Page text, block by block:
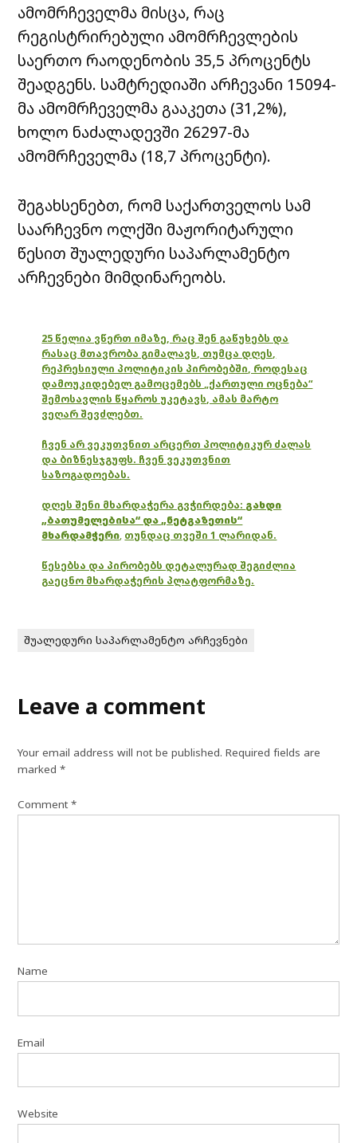
ამომრჩეველმა მისცა, რაც
რეგისტრირებული ამომრჩევლების
საერთო რაოდენობის 35,5 პროცენტს
შეადგენს. სამტრედიაში არჩევანი 15094-
მა ამომრჩეველმა გააკეთა (31,2%),
ხოლო ნაძალადევში 26297-მა
ამომრჩეველმა (18,7 პროცენტი).
შეგახსენებთ, რომ საქართველოს სამ
საარჩევნო ოლქში მაჟორიტარული
წესით შუალედური საპარლამენტო
არჩევნები მიმდინარეობს.
25 წელია ვწერთ იმაზე, რაც შენ გაწუხებს და
რასაც მთავრობა გიმალავს, თუმცა დღეს,
რეპრესიული პოლიტიკის პირობებში, როდესაც
დამოუკიდებელ გამოცემებს „ქართული ოცნება“
შემოსავლის წყაროს უკეტავს, ამას მარტო
ვეღარ შევძლებთ.
ჩვენ არ ვეკუთვნით არცერთ პოლიტიკურ ძალას
და ბიზნესჯგუფს. ჩვენ ვეკუთვნით
საზოგადოებას.
დღეს შენი მხარდაჭერა გვჭირდება: გახდი
„ბათუმელებისა“ და „ნეტგაზეთის“
მხარდამჭერი, თუნდაც თვეში 1 ლარიდან.
წესებსა და პირობებს დეტალურად შეგიძლია
გაეცნო მხარდაჭერის პლატფორმაზე.
შუალედური საპარლამენტო არჩევნები
Leave a comment
Your email address will not be published. Required fields are
marked*
Comment*
Name
Email
Website